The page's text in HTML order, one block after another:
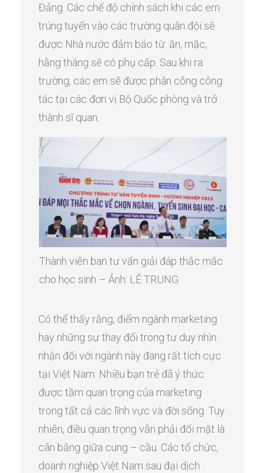
Đảng. Các chế độ chính sách khi các em
trúng tuyển vào các trường quân đội sẽ
được Nhà nước đảm bảo từ: ăn, mặc,
hằng tháng sẽ có phụ cấp. Sau khi ra
trường, các em sẽ được phân công công
tác tại các đơn vị Bộ Quốc phòng và trở
thành sĩ quan.
Thành viên ban tư vấn giải đáp thắc mắc
cho học sinh – Ảnh: LÊ TRUNG
Có thể thấy rằng, điểm ngành marketing
hay những sự thay đổi trong tư duy nhìn
nhận đối với ngành này đang rất tích cực
tại Việt Nam. Nhiều bạn trẻ đã ý thức
được tầm quan trọng của marketing
trong tất cả các lĩnh vực và đời sống. Tuy
nhiên, điều quan trọng vẫn phải đối mặt là
cân bằng giữa cung – cầu. Các tổ chức,
doanh nghiệp Việt Nam sau đại dịch